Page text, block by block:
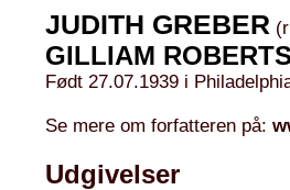
JUDITH GREBER
GILLIAM
Født 27.07.1939 i
Se mere om forfatteren på:
Udgivelser